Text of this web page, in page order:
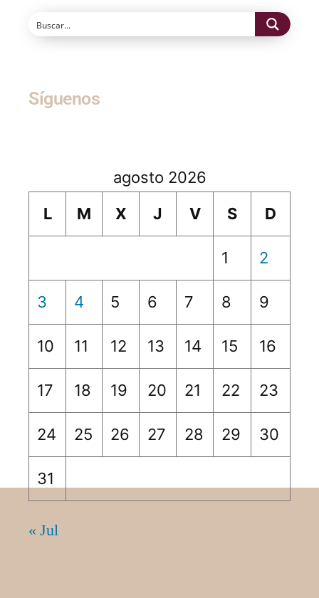
Síguenos
agosto 2026
L
M X J V S D
1 2
3 4 5 6 7 8 9
10 11 12 13 14 15 16
17 18 19 20 21 22 23
24 25 26 27 28 29 30
31
« Jul